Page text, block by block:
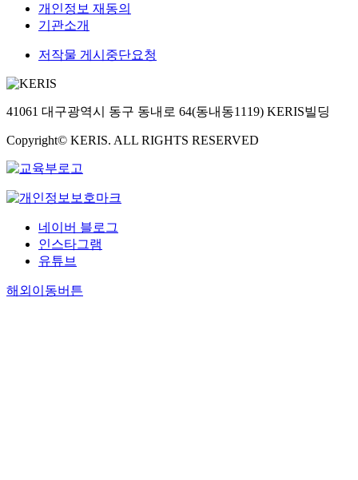
개인정보 재동의
기관소개
저작물 게시중단요청
41061 대구광역시 동구 동내로 64(동내동1119) KERIS빌딩
Copyright© KERIS. ALL RIGHTS RESERVED
네이버 블로그
인스타그램
유튜브
해외이동버튼